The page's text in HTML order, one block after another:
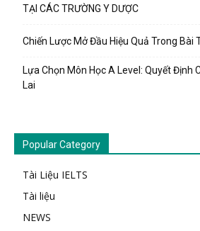
TẠI CÁC TRƯỜNG Y DƯỢC
Chiến Lược Mở Đầu Hiệu Quả Trong Bài
Lựa Chọn Môn Học A Level: Quyết Định
Lai
Popular Category
Tài Liệu IELTS
Tài liệu
NEWS